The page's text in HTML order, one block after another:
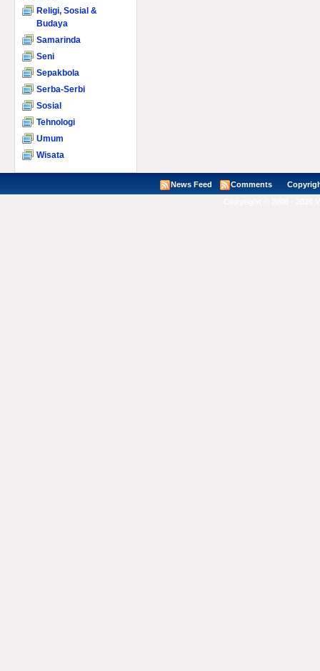
Religi, Sosial &
Budaya
Samarinda
Seni
Sepakbola
Serba-Serbi
Sosial
Tehnologi
Umum
Wisata
News Feed Comments Copyright